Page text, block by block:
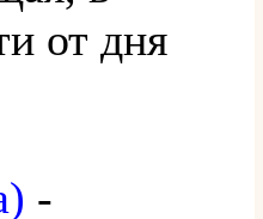
от дня
-